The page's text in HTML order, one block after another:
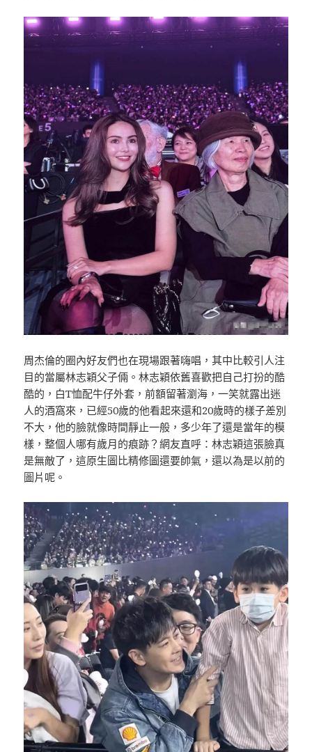
周杰倫的圈內好友們也在現場跟著嗨唱，其中比較引人注
目的當屬林志穎父子倆。林志穎依舊喜歡把自己打扮的酷
酷的，白T恤配牛仔外套，前額留著瀏海，一笑就露出迷
人的酒窩來，已經50歲的他看起來還和20歲時的樣子差別
不大，他的臉就像時間靜止一般，多少年了還是當年的模
樣，整個人哪有歲月的痕跡？網友直呼：林志穎這張臉真
是無敵了，這原生圖比精修圖還要帥氣，還以為是以前的
圖片呢。